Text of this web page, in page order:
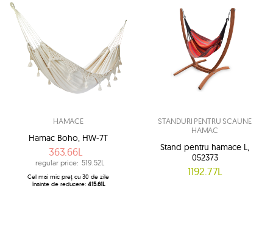
HAMACE
Hamac Boho, HW-7T
363.66L
regular price: 519.52L
Cel mai mic preț cu 30 de zile
înainte de reducere: 415.61L
STANDURI PENTRU SCAUNE
HAMAC
Stand pentru hamace L,
052373
1192.77L